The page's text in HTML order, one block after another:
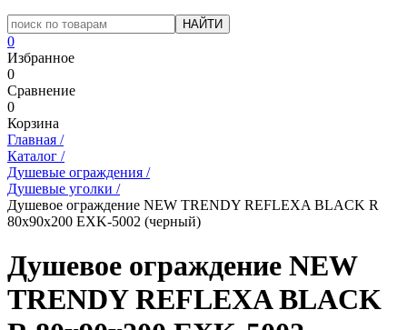
0
Избранное
0
Сравнение
0
Корзина
Главная /
Каталог /
Душевые ограждения /
Душевые уголки /
Душевое ограждение NEW TRENDY REFLEXA BLACK R
80x90x200 EXK-5002 (черный)
Душевое ограждение NEW
TRENDY REFLEXA BLACK